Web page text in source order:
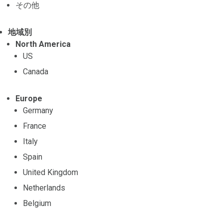
その他
地域別
North America
US
Canada
Europe
Germany
France
Italy
Spain
United Kingdom
Netherlands
Belgium